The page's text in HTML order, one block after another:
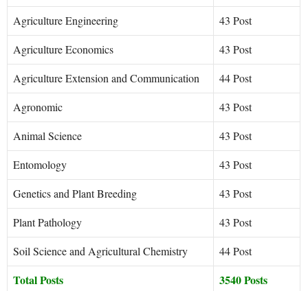
Agriculture Engineering
43 Post
Agriculture Economics
43 Post
Agriculture Extension and Communication
44 Post
Agronomic
43 Post
Animal Science
43 Post
Entomology
43 Post
Genetics and Plant Breeding
43 Post
Plant Pathology
43 Post
Soil Science and Agricultural Chemistry
44 Post
Total Posts 3540 Posts